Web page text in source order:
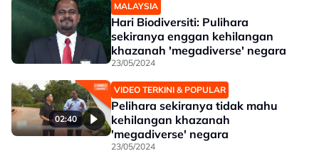
MALAYSIA
Hari Biodiversiti: Pulihara
sekiranya enggan kehilangan
khazanah 'megadiverse' negara
23/05/2024
02:40
VIDEO TERKINI & POPULAR
Pelihara sekiranya tidak mahu
kehilangan khazanah
'megadiverse' negara
23/05/2024